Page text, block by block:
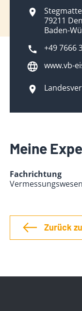
79211
Baden-
+49 7666
www.vb-
Meine
Fachrichtung
Vermessungswesen
Zurück